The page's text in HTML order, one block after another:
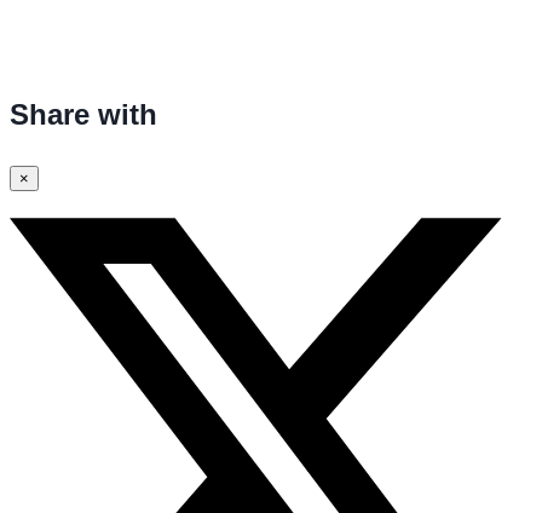
Share with
×